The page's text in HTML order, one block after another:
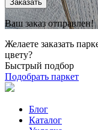
Заказать
Ваш заказ отправлен!
Желаете заказать
цвету?
Быстрый подбор
Подобрать паркет
Блог
Каталог